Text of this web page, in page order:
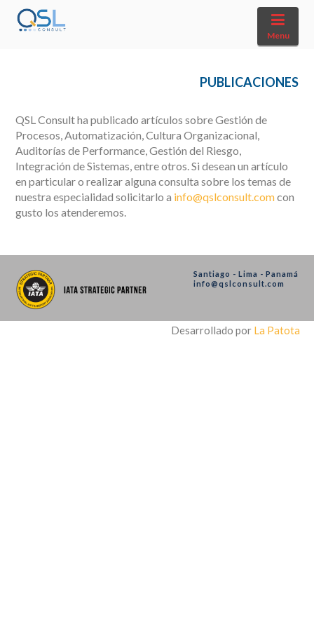
Menu
PUBLICACIONES
QSL Consult ha publicado artículos sobre Gestión de
Procesos, Automatización, Cultura Organizacional,
Auditorías de Performance, Gestión del Riesgo,
Integración de Sistemas, entre otros. Si desean un artículo
en particular o realizar alguna consulta sobre los temas de
nuestra especialidad solicitarlo a info@qslconsult.comcon
gusto los atenderemos.
Santiago - Lima - Panamá
info@qslconsult.com
Desarrollado por La Patota